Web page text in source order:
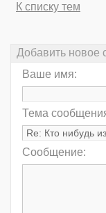
К списку тем
Добавить новое
Ваше имя:
Тема
Сообщение: